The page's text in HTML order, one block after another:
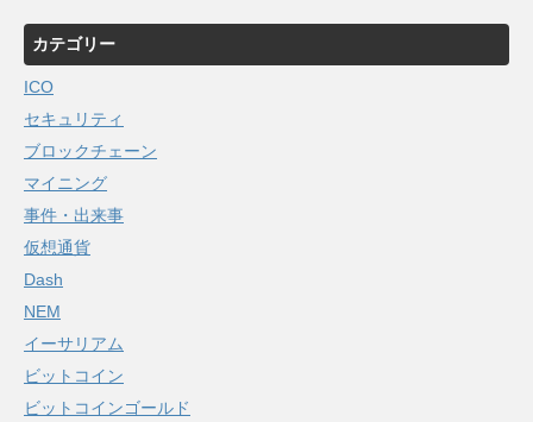
カテゴリー
ICO
セキュリティ
ブロックチェーン
マイニング
事件・出来事
仮想通貨
Dash
NEM
イーサリアム
ビットコイン
ビットコインゴールド